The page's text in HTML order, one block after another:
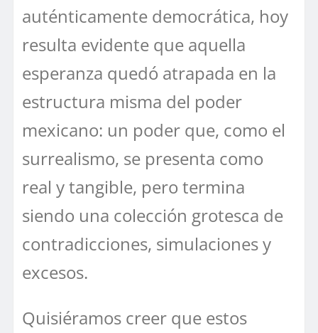
auténticamente democrática, hoy
resulta evidente que aquella
esperanza quedó atrapada en la
estructura misma del poder
mexicano: un poder que, como el
surrealismo, se presenta como
real y tangible, pero termina
siendo una colección grotesca de
contradicciones, simulaciones y
excesos.
Quisiéramos creer que estos